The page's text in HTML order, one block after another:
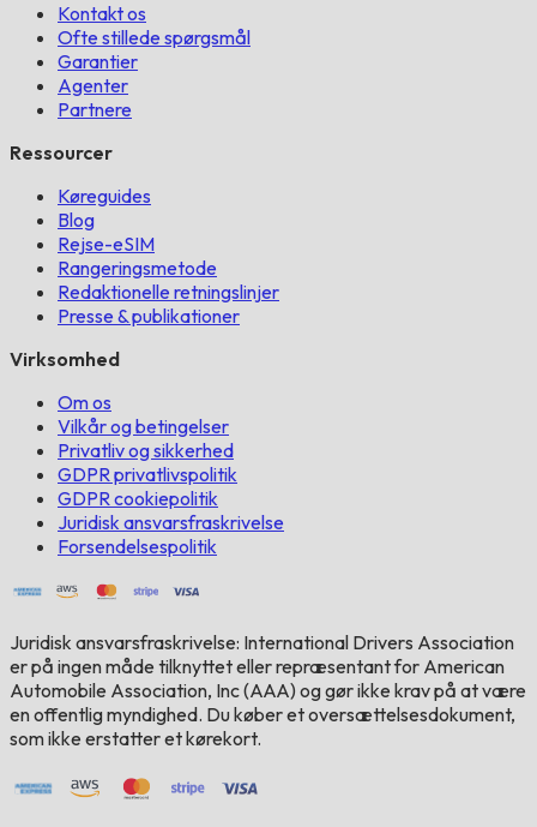
Kontakt os
Ofte stillede spørgsmål
Garantier
Agenter
Partnere
Ressourcer
Køreguides
Blog
Rejse-eSIM
Rangeringsmetode
Redaktionelle retningslinjer
Presse & publikationer
Virksomhed
Om os
Vilkår og betingelser
Privatliv og sikkerhed
GDPR privatlivspolitik
GDPR cookiepolitik
Juridisk ansvarsfraskrivelse
Forsendelsespolitik
Juridisk ansvarsfraskrivelse: International Drivers Association
er på ingen måde tilknyttet eller repræsentant for American
Automobile Association, Inc (AAA) og gør ikke krav på at være
en offentlig myndighed. Du køber et oversættelsesdokument,
som ikke erstatter et kørekort.